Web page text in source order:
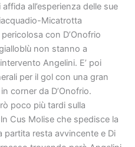
all’esperienza delle sue
Micatrotta
con D’Onofrio
non stanno a
Angelini. E’ poi
per il gol con una gran
corner da D’Onofrio.
poco più tardi sulla
Cus Molise che spedisce la
partita resta avvincente e Di